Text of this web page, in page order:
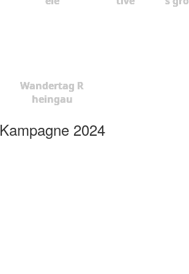
Wandertag R
heingau
Kampagne 2024